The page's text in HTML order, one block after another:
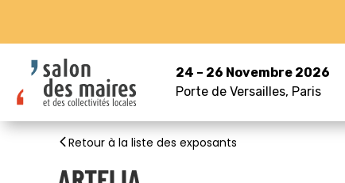
24 – 26 Novembre 2026
Porte de Versailles, Paris
Retour à la liste des exposants